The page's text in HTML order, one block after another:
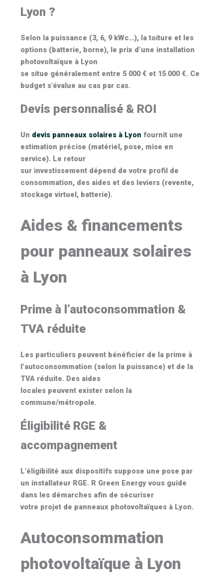
Lyon ?
Selon la puissance (3, 6, 9 kWc…), la toiture et les
options (batterie, borne), le prix d’une installation
photovoltaïque à Lyon
se situe généralement entre 5 000 € et 15 000 €. Ce
budget s’évalue au cas par cas.
Devis personnalisé & ROI
Un devis panneaux solaires à Lyon fournit une
estimation précise (matériel, pose, mise en
service). Le retour
sur investissement dépend de votre profil de
consommation, des aides et des leviers (revente,
stockage virtuel, batterie).
Aides & financements
pour panneaux solaires
à Lyon
Prime à l’autoconsommation &
TVA réduite
Les particuliers peuvent bénéficier de la prime à
l’autoconsommation (selon la puissance) et de la
TVA réduite. Des aides
locales peuvent exister selon la
commune/métropole.
Éligibilité RGE &
accompagnement
L’éligibilité aux dispositifs suppose une pose par
un installateur RGE. R Green Energy vous guide
dans les démarches afin de sécuriser
votre projet de panneaux photovoltaïques à Lyon.
Autoconsommation
photovoltaïque à Lyon